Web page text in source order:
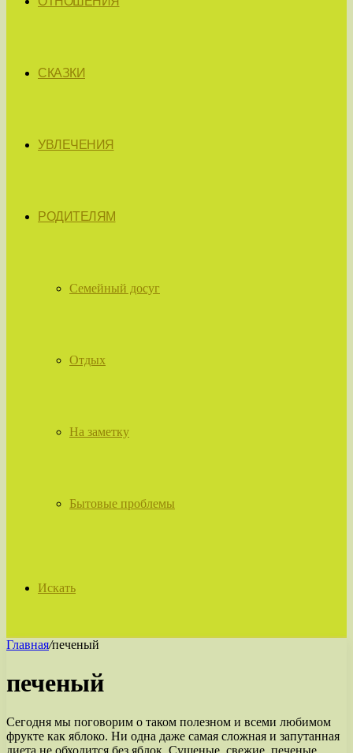
СКАЗКИ
УВЛЕЧЕНИЯ
РОДИТЕЛЯМ
Семейный досуг
Отдых
На заметку
Бытовые проблемы
Искать
Главная/печеный
печеный
Сегодня мы поговорим о таком полезном и всеми любимом
фрукте как яблоко. Ни одна даже самая сложная и запутанная
диета не обходится без яблок. Сушеные, свежие, печеные